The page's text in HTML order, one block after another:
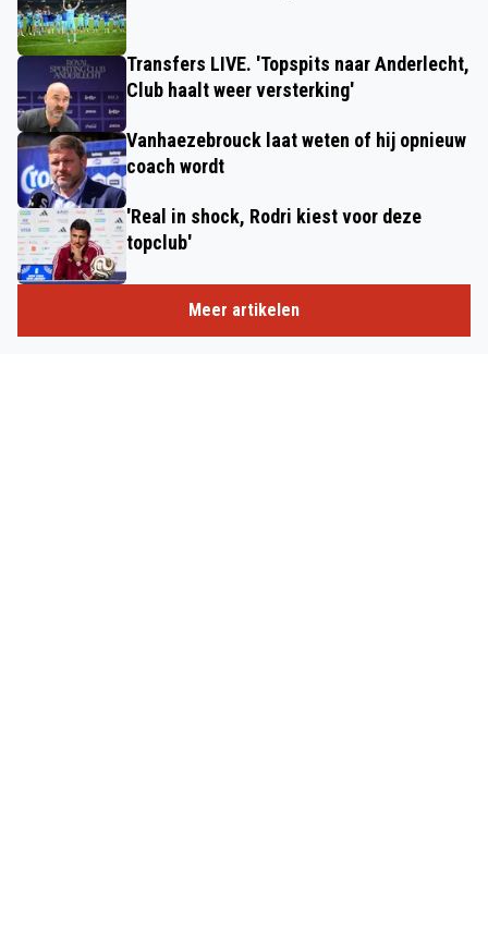
Transfers LIVE. 'Topspits naar Anderlecht,
Club haalt weer versterking'
Vanhaezebrouck laat weten of hij opnieuw
coach wordt
'Real in shock, Rodri kiest voor deze
topclub'
Meer artikelen